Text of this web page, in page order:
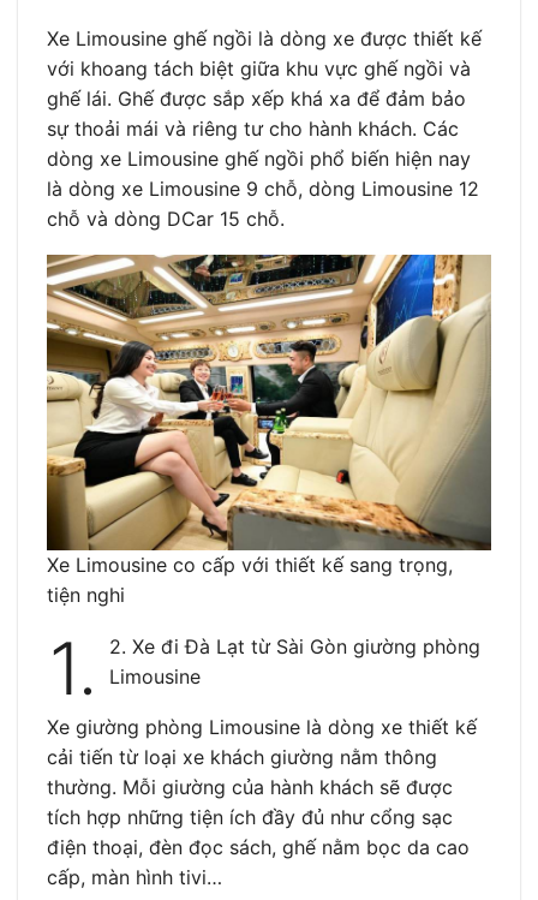
Xe Limousine ghế ngồi là dòng xe được thiết kế
với khoang tách biệt giữa khu vực ghế ngồi và
ghế lái. Ghế được sắp xếp khá xa để đảm bảo
sự thoải mái và riêng tư cho hành khách. Các
dòng xe Limousine ghế ngồi phổ biến hiện nay
là dòng xe Limousine 9 chỗ, dòng Limousine 12
chỗ và dòng DCar 15 chỗ.
Xe Limousine co cấp với thiết kế sang trọng,
tiện nghi
1.
2. Xe đi Đà Lạt từ Sài Gòn giường phòng
Limousine
Xe giường phòng Limousine là dòng xe thiết kế
cải tiến từ loại xe khách giường nằm thông
thường. Mỗi giường của hành khách sẽ được
tích hợp những tiện ích đầy đủ như cổng sạc
điện thoại, đèn đọc sách, ghế nằm bọc da cao
cấp, màn hình tivi…